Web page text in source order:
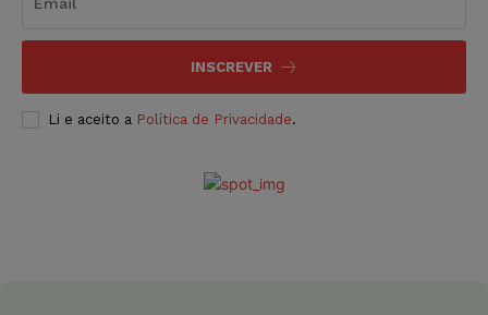
INSCREVER
Li e aceito a Política de Privacidade.